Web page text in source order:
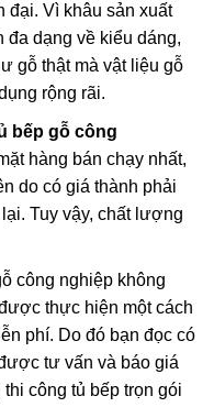
đại. Vì khâu sản xuất
dạng về kiểu dáng,
gỗ thật mà vật liệu gỗ
rộng rãi.
bếp gỗ công
hàng bán chạy nhất,
do có giá thành phải
Tuy vậy, chất lượng
công nghiệp không
thực hiện một cách
phí. Do đó bạn đọc có
tư vấn và báo giá
công tủ bếp trọn gói